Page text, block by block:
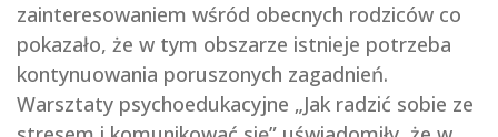
zainteresowaniem wśród obecnych rodziców co
pokazało, że w tym obszarze istnieje potrzeba
kontynuowania poruszonych zagadnień.
Warsztaty psychoedukacyjne „Jak radzić sobie ze